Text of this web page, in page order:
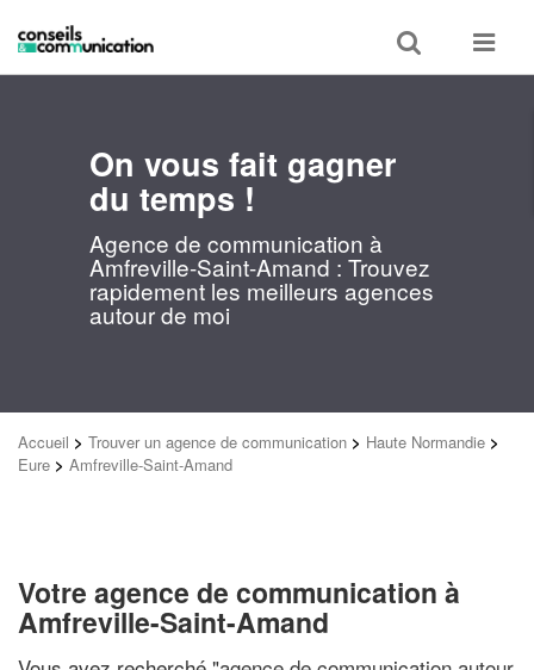
Toggle
search
Toggle
On vous fait gagner
du temps !
Agence de communication à
Amfreville-Saint-Amand : Trouvez
rapidement les meilleurs agences
autour de moi
Accueil > Trouver un agence de communication > Haute Normandie >
Eure > Amfreville-Saint-Amand
Votre agence de communication à
Amfreville-Saint-Amand